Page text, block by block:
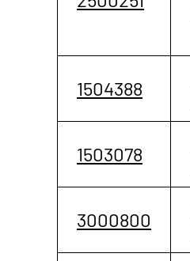
1504388
1503078
3000800